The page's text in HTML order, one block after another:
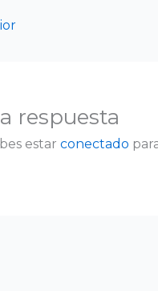
respuesta
estar conectado